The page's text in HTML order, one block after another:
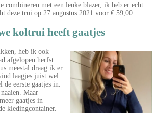
combineren met een leuke blazer, ik heb er echt
deze trui op 27 augustus 2021 voor € 59,00.
koltrui heeft gaatjes
heb ik ook
afgelopen herfst.
meestal draag ik er
laagjes juist wel
eerste gaatjes in.
Maar
gaatjes in
kledingcontainer.